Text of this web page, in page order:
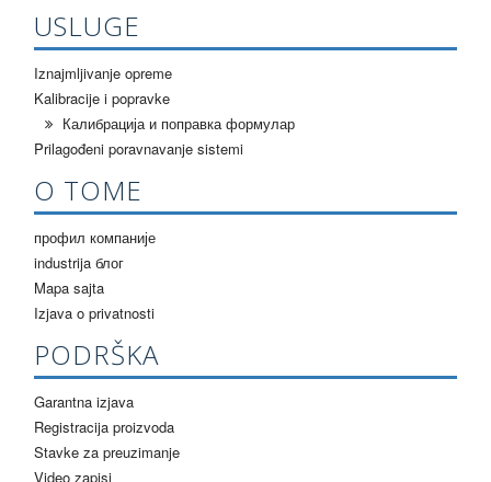
USLUGE
Iznajmljivanje opreme
Kalibracije i popravke
Калибрација и поправка формулар
Prilagođeni poravnavanje sistemi
О ТОМЕ
профил компаније
industrija блог
Mapa sajta
Izjava o privatnosti
PODRŠKA
Garantna izjava
Registracija proizvoda
Stavke za preuzimanje
Video zapisi